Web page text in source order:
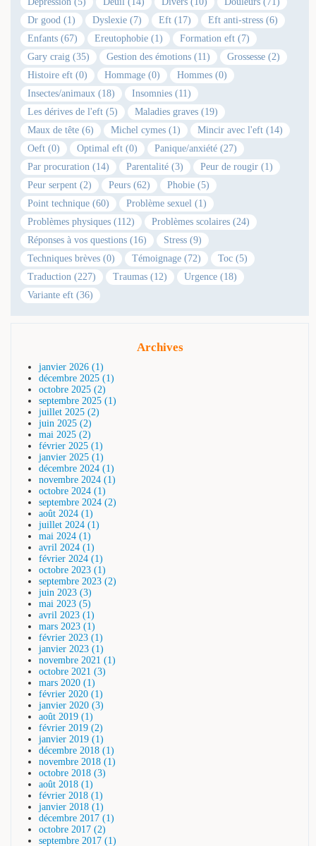
Dr good (1)
Dyslexie (7) Eft (17)
Eft anti-stress (6)
Enfants (67)
Ereutophobie (1)
Formation eft (7)
Gary craig (35)
Gestion des émotions (11)
Grossesse (2)
Histoire eft (0)
Hommage (0)
Hommes (0)
Insectes/animaux (18)
Insomnies (11)
Les dérives de l'eft (5)
Maladies graves (19)
Maux de tête (6)
Michel cymes (1)
Mincir avec l'eft (14)
Oeft (0)
Optimal eft (0)
Panique/anxiété (27)
Par procuration (14)
Parentalité (3)
Peur de rougir (1)
Peur serpent (2)
Peurs (62)
Phobie (5)
Point technique (60)
Problème sexuel (1)
Problèmes physiques (112)
Problèmes scolaires (24)
Réponses à vos questions (16)
Stress (9)
Techniques brèves (0)
Témoignage (72)
Toc (5)
Traduction (227)
Traumas (12)
Urgence (18)
Variante eft (36)
Archives
janvier 2026 (1)
décembre 2025 (1)
octobre 2025 (2)
septembre 2025 (1)
juillet 2025 (2)
juin 2025 (2)
mai 2025 (2)
février 2025 (1)
janvier 2025 (1)
décembre 2024 (1)
novembre 2024 (1)
octobre 2024 (1)
septembre 2024 (2)
août 2024 (1)
juillet 2024 (1)
mai 2024 (1)
avril 2024 (1)
février 2024 (1)
octobre 2023 (1)
septembre 2023 (2)
juin 2023 (3)
mai 2023 (5)
avril 2023 (1)
mars 2023 (1)
février 2023 (1)
janvier 2023 (1)
novembre 2021 (1)
octobre 2021 (3)
mars 2020 (1)
février 2020 (1)
janvier 2020 (3)
août 2019 (1)
février 2019 (2)
janvier 2019 (1)
décembre 2018 (1)
novembre 2018 (1)
octobre 2018 (3)
août 2018 (1)
février 2018 (1)
janvier 2018 (1)
décembre 2017 (1)
octobre 2017 (2)
septembre 2017 (1)